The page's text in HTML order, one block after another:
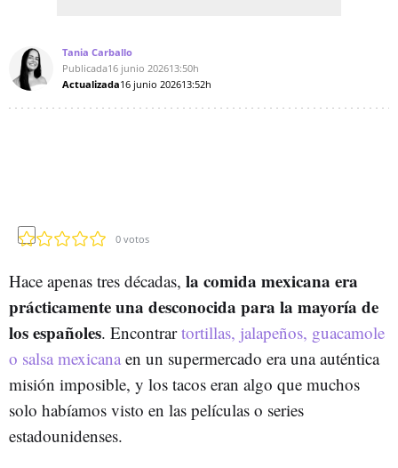
Tania Carballo
Publicada16 junio 202613:50h
Actualizada16 junio 202613:52h
0 votos
Hace apenas tres décadas, la comida mexicana era
prácticamente una desconocida para la mayoría de
los españoles. Encontrartortillas, jalapeños, guacamole
o salsa mexicana en un supermercado era una auténtica
misión imposible, y los tacos eran algo que muchos
solo habíamos visto en las películas o series
estadounidenses.